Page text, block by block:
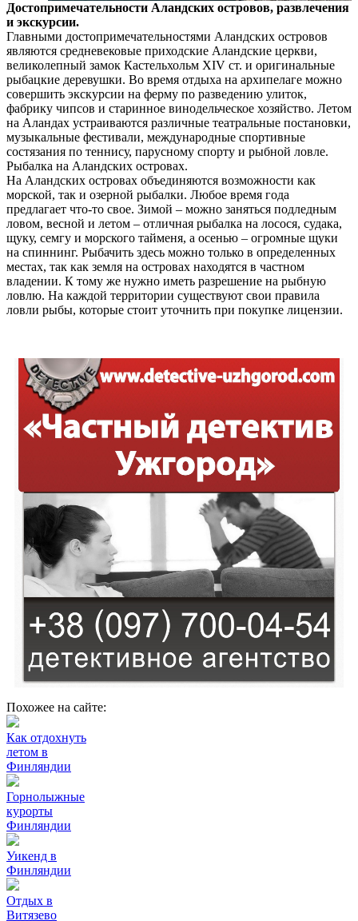
Достопримечательности Аландских островов, развлечения
и экскурсии.
Главными достопримечательностями Аландских островов
являются средневековые приходские Аландские церкви,
великолепный замок Кастельхольм XIV ст. и оригинальные
рыбацкие деревушки. Во время отдыха на архипелаге можно
совершить экскурсии на ферму по разведению улиток,
фабрику чипсов и старинное винодельческое хозяйство. Летом
на Аландах устраиваются различные театральные постановки,
музыкальные фестивали, международные спортивные
состязания по теннису, парусному спорту и рыбной ловле.
Рыбалка на Аландских островах.
На Аландских островах объединяются возможности как
морской, так и озерной рыбалки. Любое время года
предлагает что-то свое. Зимой – можно заняться подледным
ловом, весной и летом – отличная рыбалка на лосося, судака,
щуку, семгу и морского тайменя, а осенью – огромные щуки
на спиннинг. Рыбачить здесь можно только в определенных
местах, так как земля на островах находятся в частном
владении. К тому же нужно иметь разрешение на рыбную
ловлю. На каждой территории существуют свои правила
ловли рыбы, которые стоит уточнить при покупке лицензии.
Похожее на сайте:
Как отдохнуть
летом в
Финляндии
Горнолыжные
курорты
Финляндии
Уикенд в
Финляндии
Отдых в
Витязево